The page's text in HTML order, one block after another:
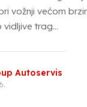
vožnji većom
trag...
Autoservis